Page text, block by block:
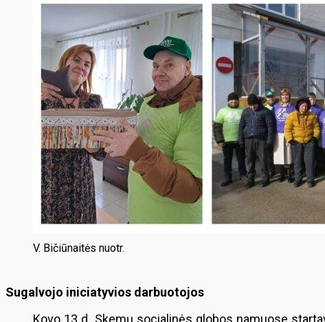
V. Bičiūnaitės nuotr.
Sugalvojo iniciatyvios darbuotojos
Kovo 13 d. Skemų socialinės globos namuose